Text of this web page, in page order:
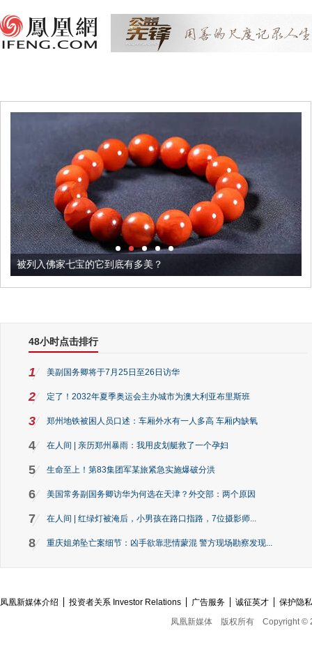
被列入佛家七宝的它到底有多美？
48小时点击排行
1 美副国务卿将于7月25日至26日访华
2 定了！2032年夏季奥运会主办城市为澳大利亚布里斯班
3 郑州地铁被困人员口述：车厢外水有一人多高 车厢内缺氧
4 在人间 | 亲历郑州暴雨：我用皮划艇救了一个孕妇
5 生命至上！第83集团军某旅紧急实施爆破分洪
6 美国常务副国务卿访华为何选在天津？外交部：两个原因
7 在人间 | 红绿灯被淹后，小男孩在路口指路，7位摄影师...
8 重庆姐弟坠亡案细节：凶手欲靠悲情蒙混 警方现场勘察发现...
凤凰新媒体介绍 投资者关系 Investor Relations 广告服务 诚征英才
保护隐
凤凰新媒体
版权所有 Copyright ©